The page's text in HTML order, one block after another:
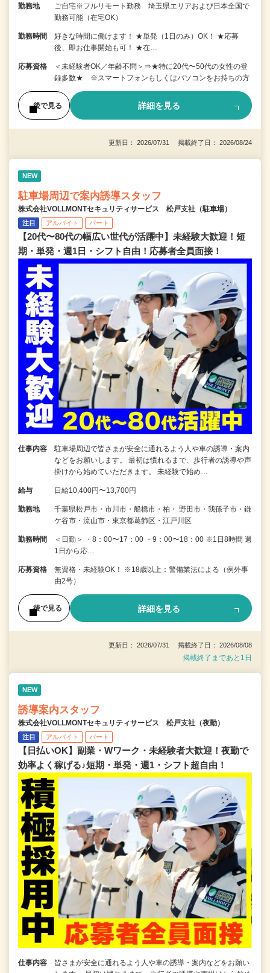
勤務地
ご自宅※フルリモート勤務 埼玉県エリアおよび日本全国で
勤務可能（在宅OK）
勤務時間
好きな時間に働けます！ ★単発（1日のみ）OK！ ★応募
後、即お仕事開始も可！ ★在…
応募資格
＜未経験者OK／年齢不問＞⇒★特に20代〜50代の女性の登
録多数★ ※スマートフォンもしくはパソコンをお持ちの方
後で見る 詳細を見る
更新日： 2026/07/31 掲載終了日： 2026/08/24
NEW
駐車場周辺で案内誘導スタッフ
株式会社VOLLMONTセキュリティサービス 松戸支社（駐車場）
注目 アルバイト パート
【20代〜80代の幅広い世代が活躍中】未経験大歓迎！短
期・単発・週1日・シフト自由！応募者全員面接！
仕事内容
駐車場周辺で皆さまが安全に通れるよう人や車の誘導・案内
などをお願いします。 最初は慣れるまで、歩行者の誘導や声
掛けから始めていただきます。 未経験で始め…
給与 日給10,400円〜13,700円
勤務地
千葉県松戸市・市川市・船橋市・柏・ 野田市・我孫子市・鎌
ケ谷市・流山市・東京都葛飾区・江戸川区
勤務時間
＜日勤＞ ・8：00〜17：00 ・9：00〜18：00 ※1日8時間 週
1日から応…
応募資格
無資格・未経験OK！ ※18歳以上：警備業法による（例外事
由2号）
後で見る 詳細を見る
更新日： 2026/07/31 掲載終了日： 2026/08/08
掲載終了まであと1日
NEW
誘導案内スタッフ
株式会社VOLLMONTセキュリティサービス 松戸支社（夜勤）
注目 アルバイト パート
【日払いOK】副業・Wワーク・未経験者大歓迎！夜勤で
効率よく稼げる♪短期・単発・週1・シフト超自由！
仕事内容
皆さまが安全に通れるよう人や車の誘導・案内などをお願い